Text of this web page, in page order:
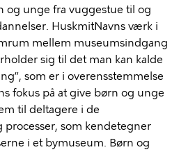
og unge fra vuggestue til og
HuskmitNavns værk i
mellem museumsindgang
sig til det man kan kalde
som er i overensstemmelse
fokus på at give børn og unge
til deltagere i de
processer, som kendetegner
i et bymuseum. Børn og